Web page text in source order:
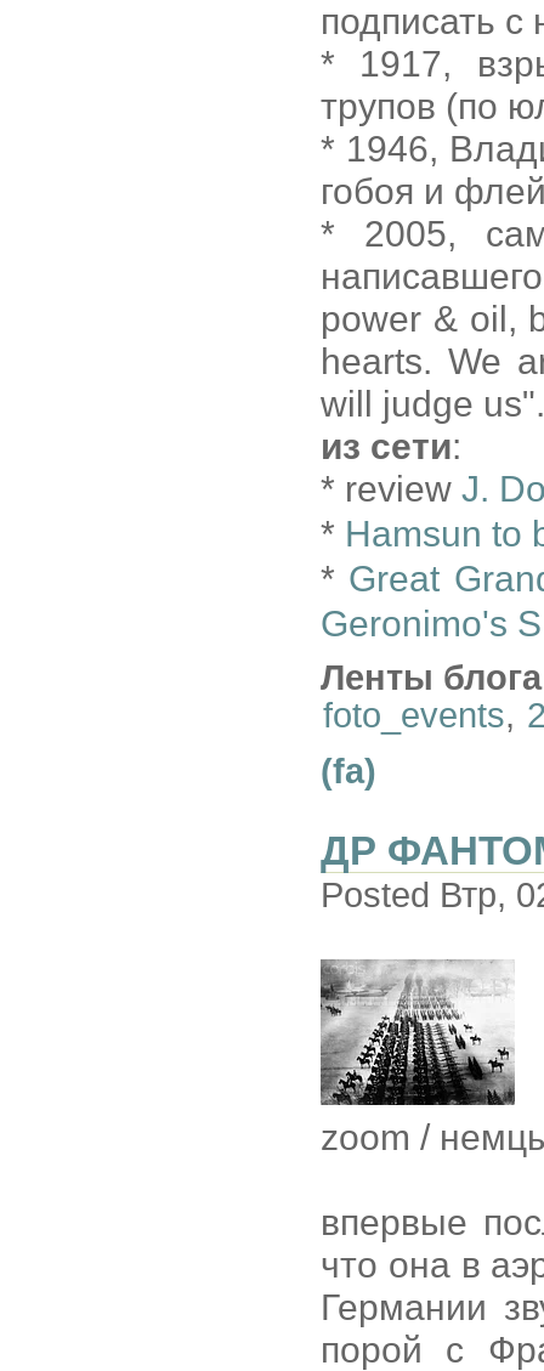
подписать с
* 1917,
трупов (по
* 1946,
гобоя и
* 2005,
power & oil,
hearts. We
will judge us".
из сети:
* review J.
* Hamsun to
* Great
Geronimo's
Ленты
foto_events,
(fa)
ДР
Posted Втр,
zoom /
впервые
что она в
Германии
порой с